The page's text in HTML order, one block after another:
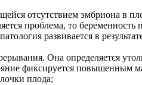
отсутствием эмбриона в
проблема, то беременность
развивается в
Она определяется
фиксируется
плода;